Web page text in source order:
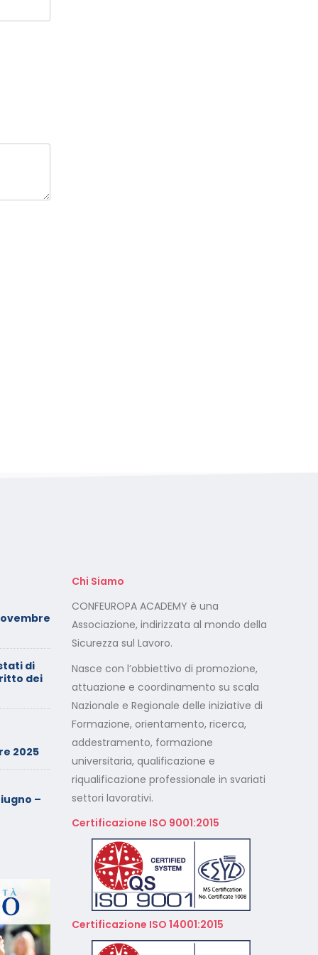
di
dei
2025
–
Foto dei minori sui social:
serve il consenso di
entrambi i genitori
Calendario Corsi
Videoconferenza Maggio –
Giugno 2026
Minimarket di Rozzano al
setaccio
Cade dalla sedia in smart
working, riconosciuto
Calendario Corsi
Videoconferenza Marzo –
Aprile 2026
Calendario Corsi
Videoconferenza Gennaio –
Febbraio 2026
Chi Siamo
CONFEUROPA ACADEMY è una
Associazione, indirizzata al mondo della
Sicurezza sul Lavoro.
Nasce con l’obbiettivo di promozione,
attuazione e coordinamento su scala
Nazionale e Regionale delle iniziative di
Formazione, orientamento, ricerca,
addestramento, formazione
universitaria, qualificazione e
riqualificazione professionale in svariati
settori lavorativi.
Certificazione ISO 9001:2015
Certificazione ISO 14001:2015